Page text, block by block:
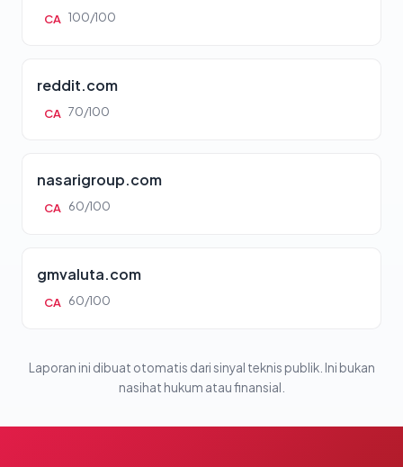
CA 100/100
reddit.com
CA 70/100
nasarigroup.com
CA 60/100
gmvaluta.com
CA 60/100
Laporan ini dibuat otomatis dari sinyal teknis publik. Ini bukan
nasihat hukum atau finansial.